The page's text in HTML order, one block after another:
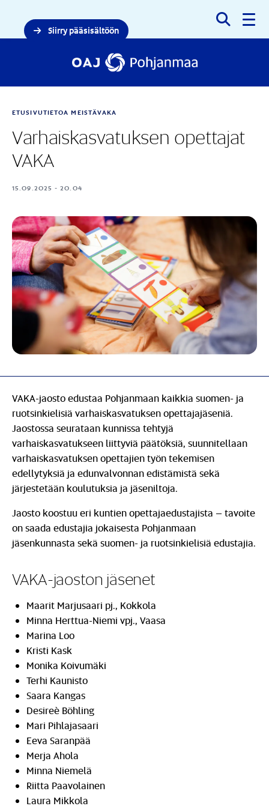
Siirry pääsisältöön
Haku
ETUSIVUTIETOA MEISTÄVAKA
Varhaiskasvatuksen opettajat
VAKA
15.09.2025 - 20.04
VAKA-jaosto edustaa Pohjanmaan kaikkia suomen- ja
ruotsinkielisiä varhaiskasvatuksen opettajajäseniä.
Jaostossa seurataan kunnissa tehtyjä
varhaiskasvatukseen liittyviä päätöksiä, suunnitellaan
varhaiskasvatuksen opettajien työn tekemisen
edellytyksiä ja edunvalvonnan edistämistä sekä
järjestetään koulutuksia ja jäseniltoja.
Jaosto koostuu eri kuntien opettajaedustajista – tavoite
on saada edustajia jokaisesta Pohjanmaan
jäsenkunnasta sekä suomen- ja ruotsinkielisiä edustajia.
VAKA-jaoston jäsenet
Maarit Marjusaari pj., Kokkola
Minna Herttua-Niemi vpj., Vaasa
Marina Loo
Kristi Kask
Monika Koivumäki
Terhi Kaunisto
Saara Kangas
Desireè Böhling
Mari Pihlajasaari
Eeva Saranpää
Merja Ahola
Minna Niemelä
Riitta Paavolainen
Laura Mikkola